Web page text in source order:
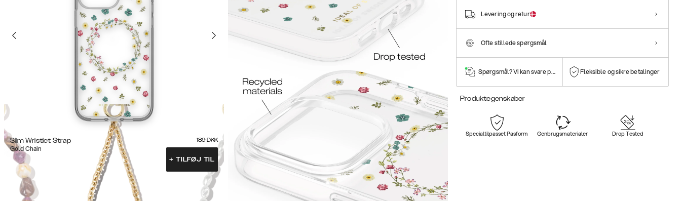
Slim Wristlet Strap
Gold Chain
189 DKK
+ TILFØJ TIL
Levering og retur
Ofte stillede spørgsmål
Spørgsmål? Vi kan svare på dem! Fleksible og sikre betalinger
Produktegenskaber
Specialtilpasset Pasform Genbrugsmaterialer Drop Tested